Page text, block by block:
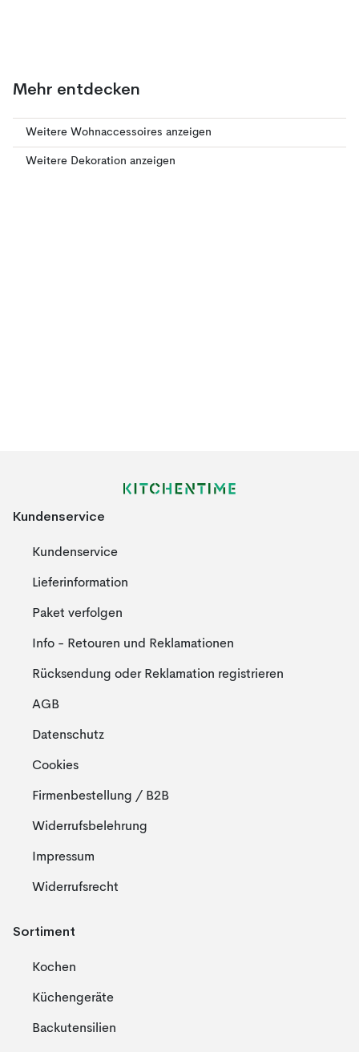
Mehr entdecken
Weitere Wohnaccessoires anzeigen
Weitere Dekoration anzeigen
Kundenservice
Kundenservice
Lieferinformation
Paket verfolgen
Info - Retouren und Reklamationen
Rücksendung oder Reklamation registrieren
AGB
Datenschutz
Cookies
Firmenbestellung / B2B
Widerrufsbelehrung
Impressum
Widerrufsrecht
Sortiment
Kochen
Küchengeräte
Backutensilien